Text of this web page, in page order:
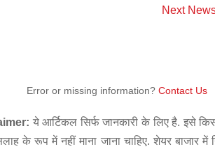
Next
Error or missing information? Contact Us
ये आर्टिकल सिर्फ जानकारी के लिए है. इसे
के रूप में नहीं माना जाना चाहिए. शेयर बाजार में